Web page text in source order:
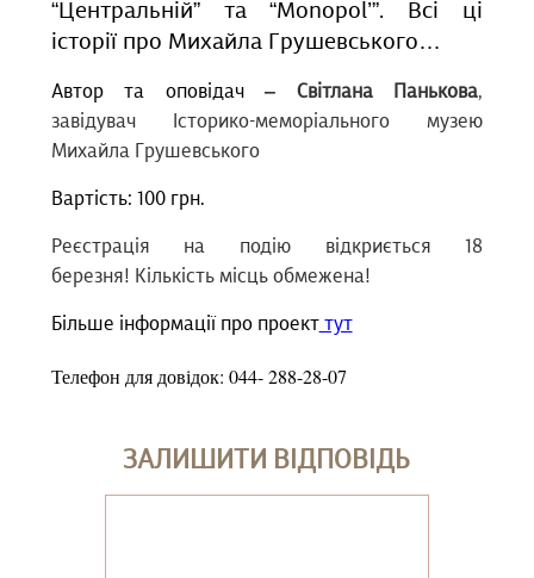
“Центральній” та “Monopol’”. Всі ці
історії про Михайла Грушевського…
Автор та оповідач‒ Світлана Панькова,
завідувач Історико-меморіального музею
Михайла Грушевського
Вартість: 100 грн.
Реєстрація на подію відкриється 18
березня! Кількість місць обмежена!
Більше інформації про проекттут
Телефон для довідок: 044- 288-28-07
ЗАЛИШИТИ ВІДПОВІДЬ